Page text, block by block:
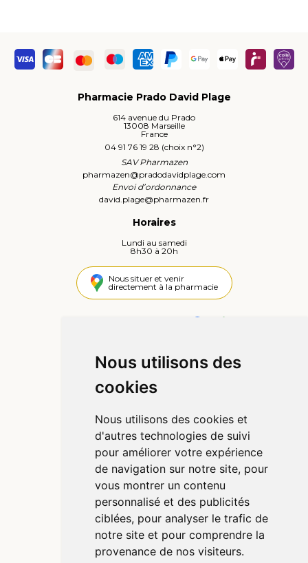
Nous utilisons des
cookies
Nous utilisons des cookies et
d'autres technologies de suivi
pour améliorer votre expérience
de navigation sur notre site, pour
vous montrer un contenu
personnalisé et des publicités
ciblées, pour analyser le trafic de
notre site et pour comprendre la
provenance de nos visiteurs.
Pharmacie Prado David Plage
614 avenue du Prado
13008 Marseille
France
04 91 76 19 28 (choix n°2)
SAV Pharmazen
pharmazen@pradodavidplage.com
Envoi d’ordonnance
david.plage@pharmazen.fr
Horaires
Lundi au samedi
8h30 à 20h
Nous situer et venir
directement à la pharmacie
Informations
Qui sommes-nous ?
Déclarer un effet indésirable
Mentions légales
CGV
Données personnelles
Cookies
Préférences Cookies